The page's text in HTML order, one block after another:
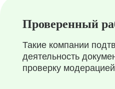
Проверенный
Такие компании
деятельность
проверку